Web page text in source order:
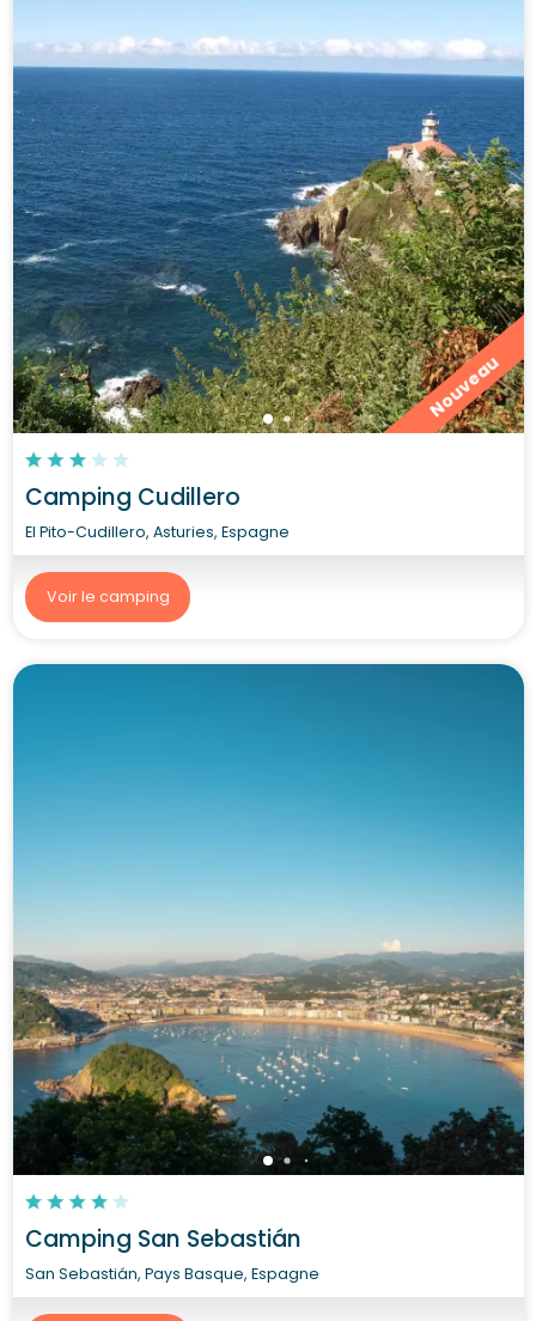
Nouveau
Camping Cudillero
El Pito-Cudillero, Asturies, Espagne
Voir le camping
Camping San Sebastián
San Sebastián, Pays Basque, Espagne